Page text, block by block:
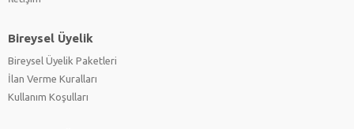
Bireysel Üyelik
Bireysel Üyelik Paketleri
İlan Verme Kuralları
Kullanım Koşulları